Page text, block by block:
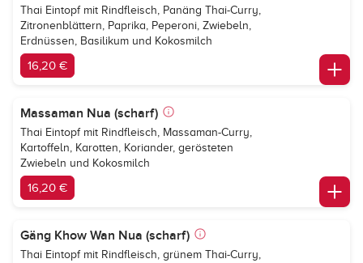
Thai Eintopf mit Rindfleisch, Panäng Thai-Curry,
Zitronenblättern, Paprika, Peperoni, Zwiebeln,
Erdnüssen, Basilikum und Kokosmilch
16,20 €
Massaman Nua (scharf)
Thai Eintopf mit Rindfleisch, Massaman-Curry,
Kartoffeln, Karotten, Koriander, gerösteten
Zwiebeln und Kokosmilch
16,20 €
Gäng Khow Wan Nua (scharf)
Thai Eintopf mit Rindfleisch, grünem Thai-Curry,